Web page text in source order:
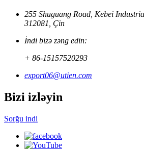
255 Shuguang Road, Kebei
312081, Çin
İndi bizə zəng edin:
+ 86-15157520293
export06@utien.com
Bizi izləyin
Sorğu indi